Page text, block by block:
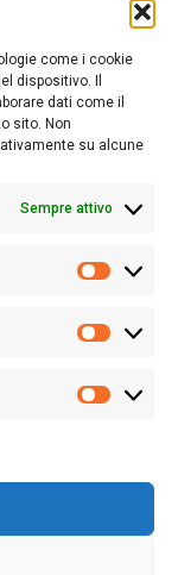
come i cookie
dispositivo. Il
dati come il
sito. Non
su alcune
Sempre attivo
“liberamente” i
rivolto al